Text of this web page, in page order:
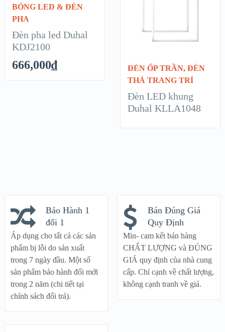
XEM NHANH
CHI TIẾT
BÓNG LED & ĐÈN
PHA
Đèn pha led Duhal
KDJ2100
666,000₫
CHI TIẾT
READ
ĐÈN ỐP TRẦN, ĐÈN
THẢ TRANG TRÍ
Đèn LED khung
Duhal KLLA1048
Bảo Hành 1
đổi 1
Áp dụng cho tất cả các sản
phẩm bị lỗi do sản xuất
trong 7 ngày đầu. Một số
sản phẩm bảo hành đổi mới
trong 2 năm (chi tiết tại
chính sách đổi trả).
Bán Đúng Giá
Quy Định
Min- cam kết bán hàng
CHẤT LƯỢNG và ĐÚNG
GIÁ quy định của nhà cung
cấp. Chỉ cạnh về chất lượng,
không cạnh tranh về giá.